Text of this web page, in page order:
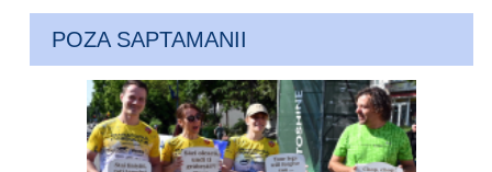
POZA SAPTAMANII